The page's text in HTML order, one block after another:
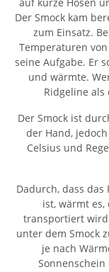
auf kurze Hosen
Der Smock kam
zum Einsatz.
Temperaturen
seine Aufgabe. Er
und wärmte.
Ridgeline
Der Smock ist
der Hand,
Celsius und
Dadurch, dass
ist, wärmt
transportiert
unter dem Smock
je nach
Sonnenschein